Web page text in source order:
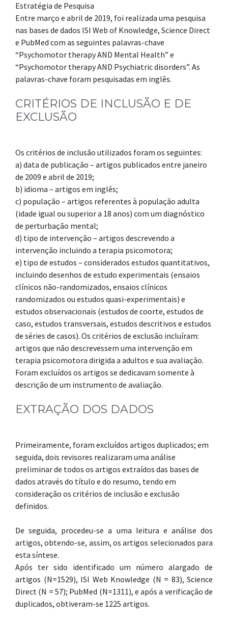
Estratégia de Pesquisa
Entre março e abril de 2019, foi realizada uma pesquisa
nas bases de dados ISI Web of Knowledge, Science Direct
e PubMed com as seguintes palavras-chave
“Psychomotor therapy AND Mental Health” e
“Psychomotor therapy AND Psychiatric disorders”. As
palavras-chave foram pesquisadas em inglês.
CRITÉRIOS DE INCLUSÃO E DE
EXCLUSÃO
Os critérios de inclusão utilizados foram os seguintes:
a) data de publicação – artigos publicados entre janeiro
de 2009 e abril de 2019;
b) idioma – artigos em inglês;
c) população – artigos referentes à população adulta
(idade igual ou superior a 18 anos) com um diagnóstico
de perturbação mental;
d) tipo de intervenção – artigos descrevendo a
intervenção incluindo a terapia psicomotora;
e) tipo de estudos – considerados estudos quantitativos,
incluindo desenhos de estudo experimentais (ensaios
clínicos não-randomizados, ensaios clínicos
randomizados ou estudos quasi-experimentais) e
estudos observacionais (estudos de coorte, estudos de
caso, estudos transversais, estudos descritivos e estudos
de séries de casos). Os critérios de exclusão incluíram:
artigos que não descrevessem uma intervenção em
terapia psicomotora dirigida a adultos e sua avaliação.
Foram excluídos os artigos se dedicavam somente à
descrição de um instrumento de avaliação.
EXTRAÇÃO DOS DADOS
Primeiramente, foram excluídos artigos duplicados; em
seguida, dois revisores realizaram uma análise
preliminar de todos os artigos extraídos das bases de
dados através do título e do resumo, tendo em
consideração os critérios de inclusão e exclusão
definidos.
De seguida, procedeu-se a uma leitura e análise dos
artigos, obtendo-se, assim, os artigos selecionados para
esta síntese.
Após ter sido identificado um número alargado de
artigos (N=1529), ISI Web Knowledge (N = 83), Science
Direct (N = 57); PubMed (N=1311), e após a verificação de
duplicados, obtiveram-se 1225 artigos.